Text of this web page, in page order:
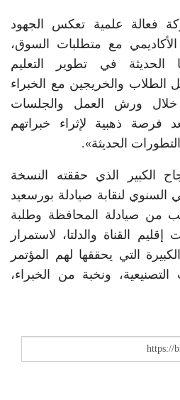
فعالة علمية تعكس الجهود
مع متطلبات السوق،
الحديثة في تطوير التعليم
الطلاب والخريجين مع الخبراء
ورش العمل والجلسات
فرصة ذهبية لإثراء خبراتهم
الحديثة».
الكبير الذي حققته النسخة
السنوي لنقابة صيادلة بورسعيد
من صيادلة المحافظة وطلبة
القناة والدلتا، لاستمرار
التي يحققها لهم المؤتمر
التصنيعية، ونخبة من الخبراء،